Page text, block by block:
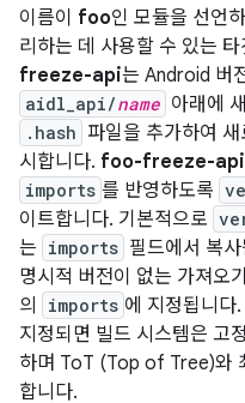
이름이 foo인 모듈을 선언
리하는 데 사용할 수 있는
freeze-api는 Android 버
aidl_api/name 아래에
.hash 파일을 추가하여
시합니다. foo-freeze-api
imports 를 반영하도록
이트합니다. 기본적으로
는 imports 필드에서 복
명시적 버전이 없는 가져오
의 imports 에 지정됩니다.
지정되면 빌드 시스템은 고
하며 ToT (Top of Tree)와
합니다.